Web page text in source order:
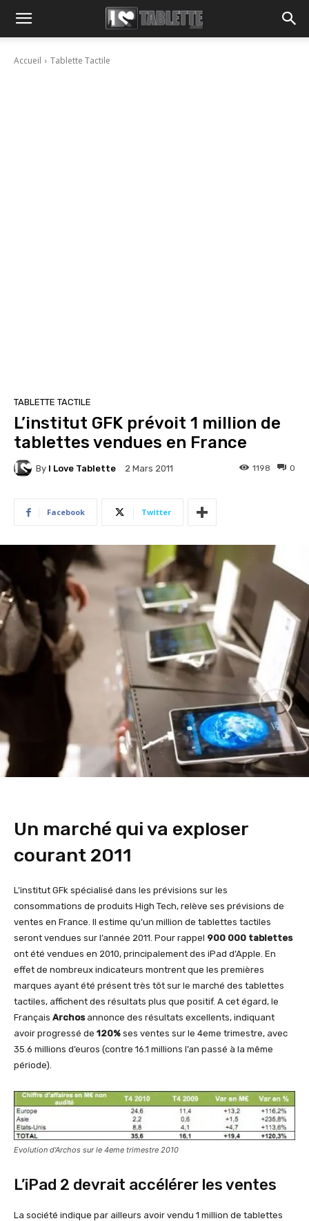
Accueil Tablette Tactile
TABLETTE TACTILE
L’institut GFK prévoit 1 million de
tablettes vendues en France
By I Love Tablette 2 Mars 2011 0
1198
Facebook Twitter
Un marché qui va exploser
courant 2011
L’institut GFk spécialisé dans les prévisions sur les
consommations de produits High Tech, relève ses prévisions de
ventes en France. Il estime qu’un million de tablettes tactiles
seront vendues sur l’année 2011. Pour rappel 900 000 tablettes
ont été vendues en 2010, principalement des iPad d’Apple. En
effet de nombreux indicateurs montrent que les premières
marques ayant été présent très tôt sur le marché des tablettes
tactiles, affichent des résultats plus que positif. A cet égard, le
Français Archosannonce des résultats excellents, indiquant
avoir progressé de 120% ses ventes sur le 4eme trimestre, avec
35.6 millions d’euros (contre 16.1 millions l’an passé à la même
période).
Evolution d'Archos sur le 4eme trimestre 2010
L’iPad 2 devrait accélérer les ventes
La société indique par ailleurs avoir vendu 1 million de tablettes